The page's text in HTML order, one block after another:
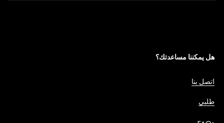
هل يمكننا مساعدتك؟
اتصل بنا
طلبي